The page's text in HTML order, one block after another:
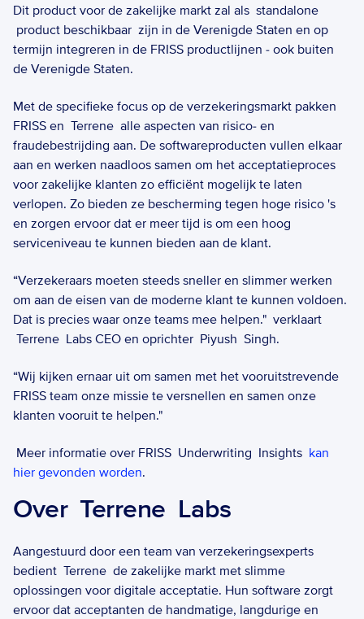
Dit product voor de zakelijke markt zal als  standalone
product beschikbaar  zijn in de Verenigde Staten en op
termijn integreren in de FRISS productlijnen - ook buiten
de Verenigde Staten.
Met de specifieke focus op de verzekeringsmarkt pakken
FRISS en  Terrene  alle aspecten van risico- en
fraudebestrijding aan. De softwareproducten vullen elkaar
aan en werken naadloos samen om het acceptatieproces
voor zakelijke klanten zo efficiënt mogelijk te laten
verlopen. Zo bieden ze bescherming tegen hoge risico 's
en zorgen ervoor dat er meer tijd is om een hoog
serviceniveau te kunnen bieden aan de klant.
“Verzekeraars moeten steeds sneller en slimmer werken
om aan de eisen van de moderne klant te kunnen voldoen.
Dat is precies waar onze teams mee helpen."  verklaart
Terrene  Labs CEO en oprichter  Piyush  Singh.
“Wij kijken ernaar uit om samen met het vooruitstrevende
FRISS team onze missie te versnellen en samen onze
klanten vooruit te helpen."
Meer informatie over FRISS  Underwriting  Insights kan
hier gevonden worden.
Over  Terrene  Labs
Aangestuurd door een team van verzekeringsexperts
bedient  Terrene  de zakelijke markt met slimme
oplossingen voor digitale acceptatie. Hun software zorgt
ervoor dat acceptanten de handmatige, langdurige en